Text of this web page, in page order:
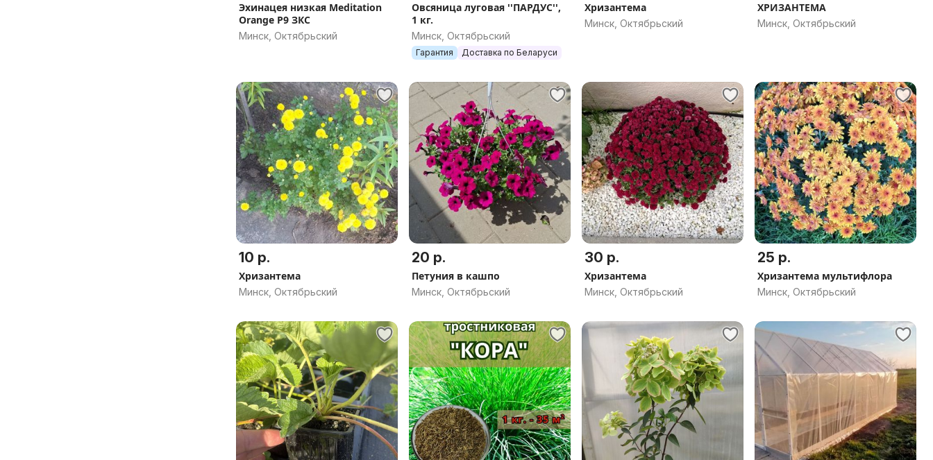
Эхинацея низкая Meditation
Orange Р9 ЗКС
Минск, Октябрьский
Овсяница луговая ''ПАРДУС'',
1 кг.
Минск, Октябрьский
Гарантия Доставка по Беларуси
Хризантема
Минск, Октябрьский
ХРИЗАНТЕМА
Минск, Октябрьский
10 р.
Хризантема
Минск, Октябрьский
20 р.
Петуния в кашпо
Минск, Октябрьский
30 р.
Хризантема
Минск, Октябрьский
25 р.
Хризантема мультифлора
Минск, Октябрьский